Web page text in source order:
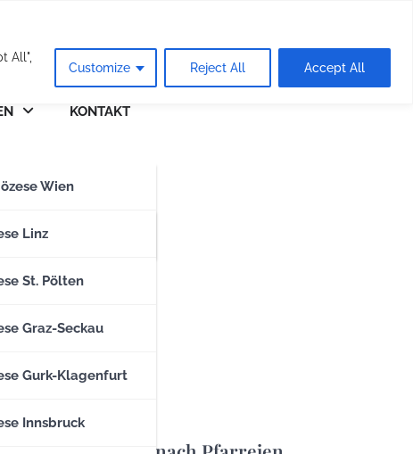
All",
Customize Reject All Accept All
Wien
Salzburg
Linz
St. Pölten
Graz-Seckau
Gurk-Klagenfurt
Innsbruck
KONTAKT